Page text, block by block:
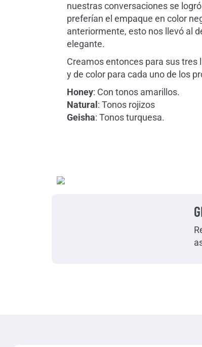
nuestras conversaciones se
preferían el empaque en color
anteriormente, esto nos llevó al
elegante.
Creamos entonces para sus
y de color para cada uno de los
Honey: Con tonos amarillos.
Natural : Tonos rojizos
Geisha: Tonos turquesa.